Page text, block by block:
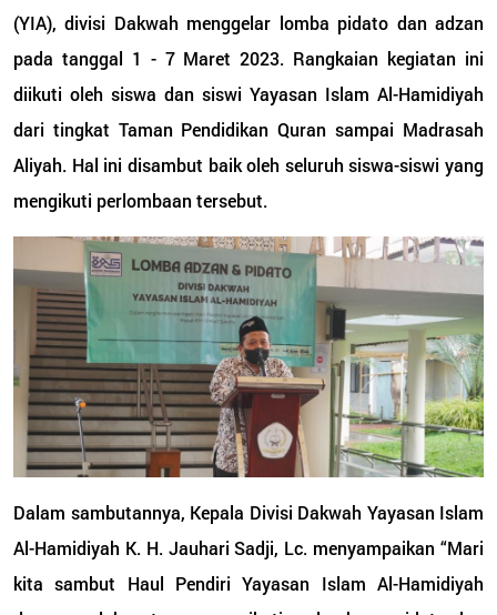
(YIA), divisi Dakwah menggelar lomba pidato dan adzan
pada tanggal 1 - 7 Maret 2023. Rangkaian kegiatan ini
diikuti oleh siswa dan siswi Yayasan Islam Al-Hamidiyah
dari tingkat Taman Pendidikan Quran sampai Madrasah
Aliyah. Hal ini disambut baik oleh seluruh siswa-siswi yang
mengikuti perlombaan tersebut.
Dalam sambutannya, Kepala Divisi Dakwah Yayasan Islam
Al-Hamidiyah K. H. Jauhari Sadji, Lc. menyampaikan “Mari
kita sambut Haul Pendiri Yayasan Islam Al-Hamidiyah